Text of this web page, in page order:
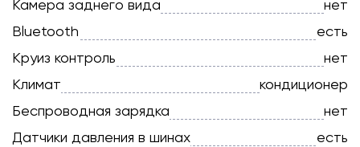
Камера заднего вида
нет
Bluetooth
есть
Круиз контроль
нет
Климат
кондиционер
Беспроводная зарядка
нет
Датчики давления в шинах
есть